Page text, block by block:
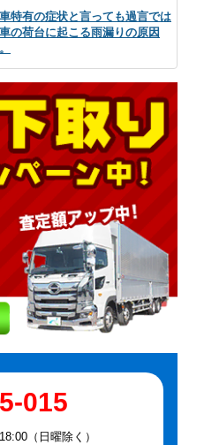
特有の症状と言っても過言では
の荷台に起こる雨漏りの原因
015
（日曜除く）